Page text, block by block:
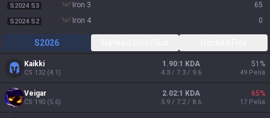
S2024 S3 iron 3 65
S2024 S2 iron 4 0
S2026
Kaikki
CS 132(4.1)
1.90:1 KDA
4.3 / 7.3 / 9.6
51 %
49 Peliä
Veigar
CS 190 (5.6)
2.02:1 KDA
5.9 / 7.2 / 8.6
65%
17 Peliä